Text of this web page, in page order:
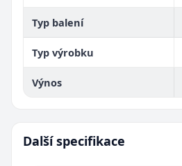
Typ balení
Typ výrobku
Výnos
Další specifikace